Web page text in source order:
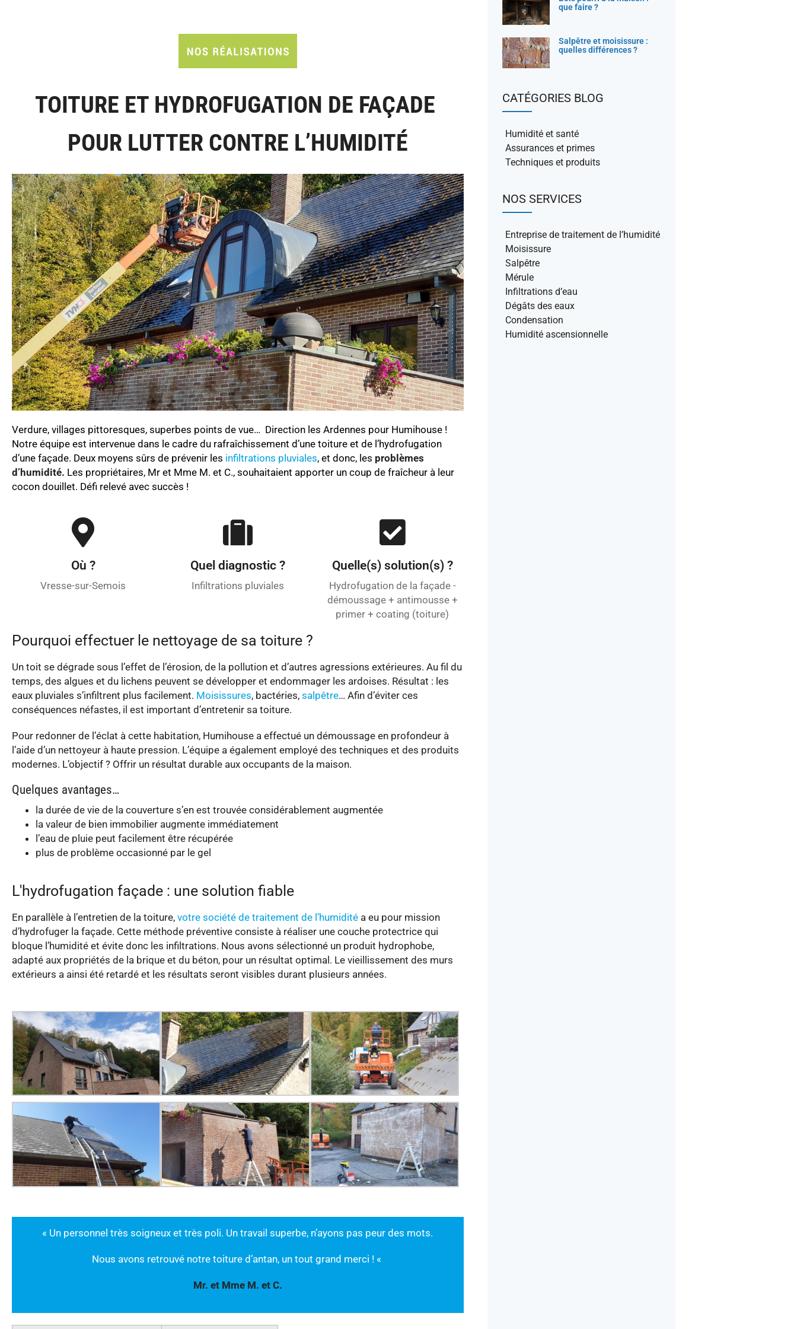
TOITURE ET HYDROFUGATION DE FAÇADE
POUR LUTTER CONTRE L’HUMIDITÉ
Verdure, villages pittoresques, superbes points de vue… Direction les Ardennes pour Humihouse !
Notre équipe est intervenue dans le cadre du rafraîchissement d’une toiture et de l’hydrofugation
d’une façade. Deux moyens sûrs de prévenir les infiltrations pluviales, et donc, les problèmes
d’humidité. Les propriétaires, Mr et Mme M. et C., souhaitaient apporter un coup de fraîcheur à leur
cocon douillet. Défi relevé avec succès !
Où ?
Vresse-sur-Semois
Quel diagnostic ?
Infiltrations pluviales
Quelle(s) solution(s) ?
Hydrofugation de la façade -
démoussage + antimousse +
primer + coating (toiture)
Pourquoi effectuer le nettoyage de sa toiture ?
Un toit se dégrade sous l’effet de l’érosion, de la pollution et d’autres agressions extérieures. Au fil du
temps, des algues et du lichens peuvent se développer et endommager les ardoises. Résultat : les
eaux pluviales s’infiltrent plus facilement. Moisissures, bactéries, salpêtre… Afin d’éviter ces
conséquences néfastes, il est important d’entretenir sa toiture.
Pour redonner de l’éclat à cette habitation, Humihouse a effectué un démoussage en profondeur à
l’aide d’un nettoyeur à haute pression. L’équipe a également employé des techniques et des produits
modernes. L’objectif ? Offrir un résultat durable aux occupants de la maison.
Quelques avantages…
la durée de vie de la couverture s’en est trouvée considérablement augmentée
la valeur de bien immobilier augmente immédiatement
l’eau de pluie peut facilement être récupérée
plus de problème occasionné par le gel
L'hydrofugation façade : une solution fiable
En parallèle à l’entretien de la toiture, votre société de traitement de l’humidité a eu pour mission
d’hydrofuger la façade. Cette méthode préventive consiste à réaliser une couche protectrice qui
bloque l’humidité et évite donc les infiltrations. Nous avons sélectionné un produit hydrophobe,
adapté aux propriétés de la brique et du béton, pour un résultat optimal. Le vieillissement des murs
extérieurs a ainsi été retardé et les résultats seront visibles durant plusieurs années.
« Un personnel très soigneux et très poli. Un travail superbe, n’ayons pas peur des mots.
Nous avons retrouvé notre toiture d’antan, un tout grand merci ! «
Mr. et Mme M. et C.
que faire ?
Salpêtre et moisissure :
quelles différences ?
CATÉGORIES BLOG
Humidité et santé
Assurances et primes
Techniques et produits
NOS SERVICES
Entreprise de traitement de l’humidité
Moisissure
Salpêtre
Mérule
Infiltrations d’eau
Dégâts des eaux
Condensation
Humidité ascensionnelle